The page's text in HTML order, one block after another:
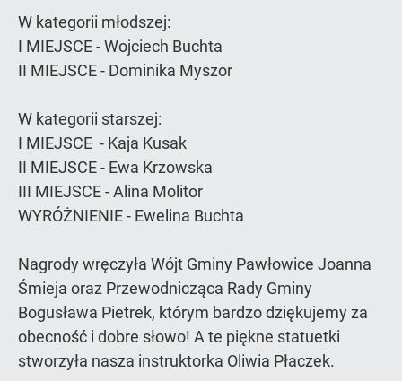
W kategorii młodszej:
I MIEJSCE - Wojciech Buchta
II MIEJSCE - Dominika Myszor
W kategorii starszej:
I MIEJSCE - Kaja Kusak
II MIEJSCE - Ewa Krzowska
III MIEJSCE - Alina Molitor
WYRÓŻNIENIE - Ewelina Buchta
Nagrody wręczyła Wójt Gminy Pawłowice Joanna
Śmieja oraz Przewodnicząca Rady Gminy
Bogusława Pietrek, którym bardzo dziękujemy za
obecność i dobre słowo! A te piękne statuetki
stworzyła nasza instruktorka Oliwia Płaczek.